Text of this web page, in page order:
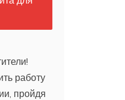
работу
пройдя